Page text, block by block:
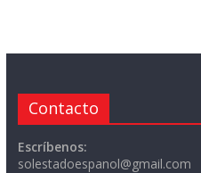
Contacto
Escríbenos:
solestadoespanol@gmail.com